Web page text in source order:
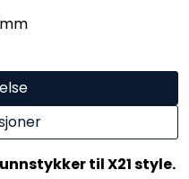
til X21 style.